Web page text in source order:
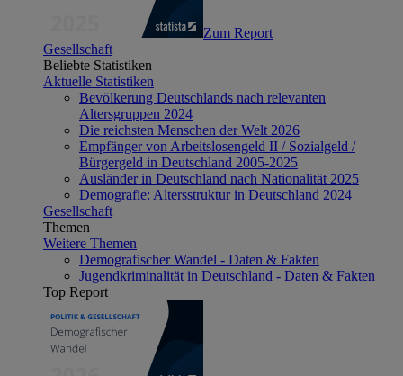
Zum Report
Gesellschaft
Beliebte Statistiken
Aktuelle Statistiken
Bevölkerung Deutschlands nach relevanten
Altersgruppen 2024
Die reichsten Menschen der Welt 2026
Empfänger von Arbeitslosengeld II / Sozialgeld /
Bürgergeld in Deutschland 2005-2025
Ausländer in Deutschland nach Nationalität 2025
Demografie: Altersstruktur in Deutschland 2024
Gesellschaft
Themen
Weitere Themen
Demografischer Wandel - Daten & Fakten
Jugendkriminalität in Deutschland - Daten & Fakten
Top Report